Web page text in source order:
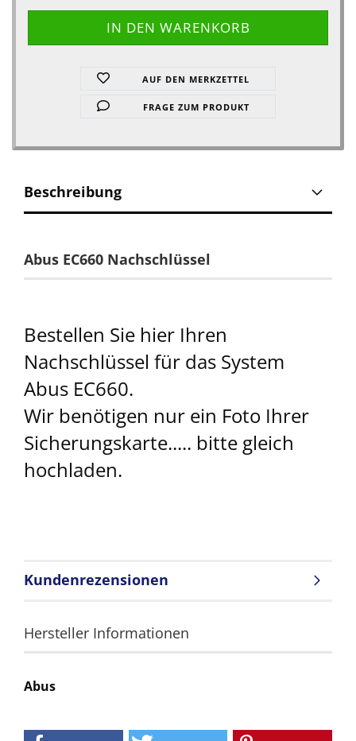
AUF DEN MERKZETTEL
FRAGE ZUM PRODUKT
Beschreibung
Abus EC660 Nachschlüssel
Bestellen Sie hier Ihren
Nachschlüssel für das System
Abus EC660.
Wir benötigen nur ein Foto Ihrer
Sicherungskarte..... bitte gleich
hochladen.
Kundenrezensionen
Hersteller Informationen
Abus